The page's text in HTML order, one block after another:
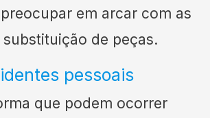
em arcar com as
de peças.
pessoais
que podem ocorrer